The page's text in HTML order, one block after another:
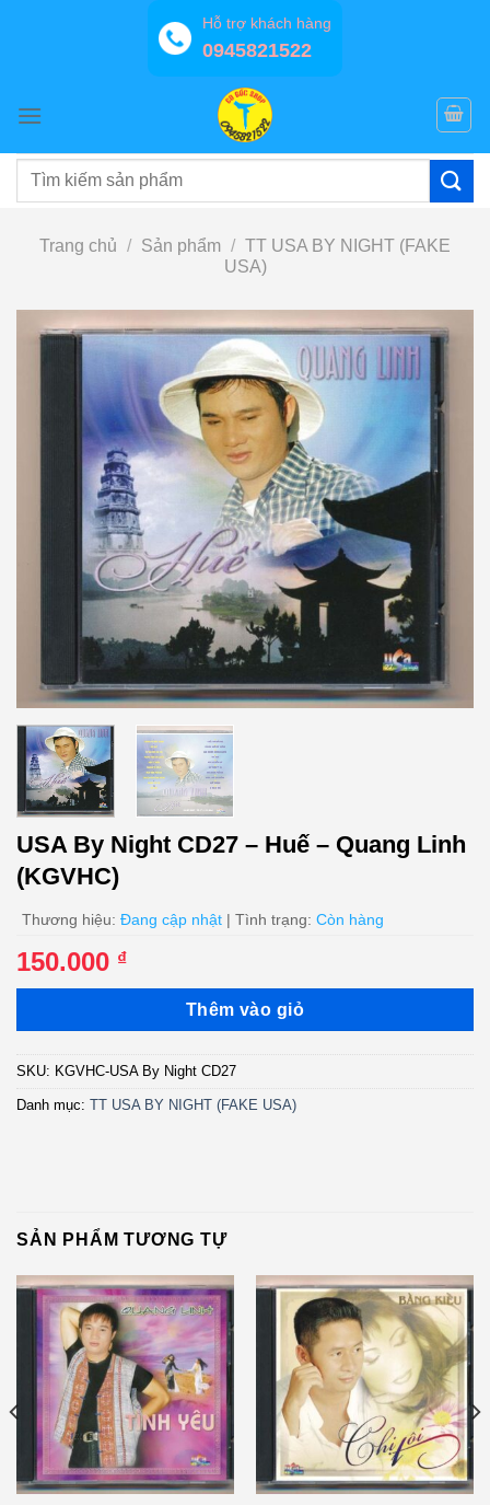
Hỗ trợ khách hàng
0945821522
Tìm
Trang chủ / Sản phẩm / TT USA BY NIGHT (FAKE
USA)
USA By Night CD27 – Huế – Quang Linh
(KGVHC)
Thương hiệu: Đang cập nhật | Tình trạng: Còn hàng
150.000 ₫
Thêm vào giỏ
SKU: KGVHC-USA By Night CD27
Danh mục: TT USA BY NIGHT (FAKE USA)
SẢN PHẨM TƯƠNG TỰ